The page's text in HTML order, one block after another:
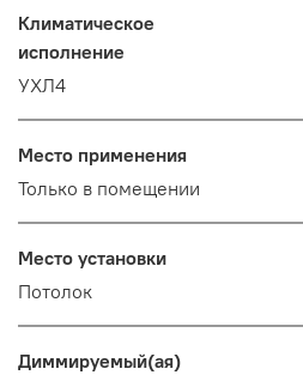
Климатическое
исполнение
УХЛ4
Место применения
Только в помещении
Место установки
Потолок
Диммируемый(ая)